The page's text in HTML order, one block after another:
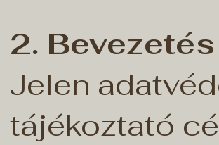
2. Bevezetés
Jelen
tájékoztató